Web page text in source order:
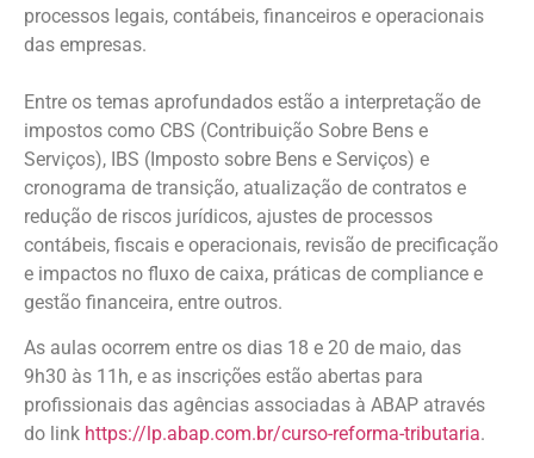
processos legais, contábeis, financeiros e operacionais
das empresas.
Entre os temas aprofundados estão a interpretação de
impostos como CBS (Contribuição Sobre Bens e
Serviços), IBS (Imposto sobre Bens e Serviços) e
cronograma de transição, atualização de contratos e
redução de riscos jurídicos, ajustes de processos
contábeis, fiscais e operacionais, revisão de precificação
e impactos no fluxo de caixa, práticas de compliance e
gestão financeira, entre outros.
As aulas ocorrem entre os dias 18 e 20 de maio, das
9h30 às 11h, e as inscrições estão abertas para
profissionais das agências associadas à ABAP através
do link https://lp.abap.com.br/curso-reforma-tributaria.